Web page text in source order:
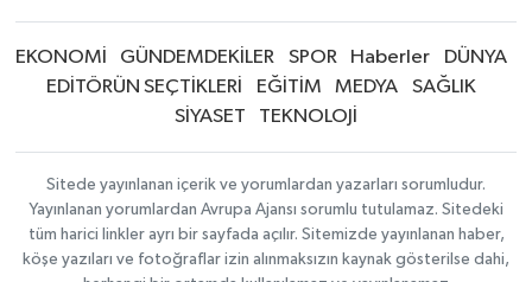
EKONOMİ GÜNDEMDEKİLER SPOR Haberler
DÜNYA
EDİTÖRÜN SEÇTİKLERİ
EĞİTİM MEDYA
SAĞLIK
SİYASET
TEKNOLOJİ
Sitede yayınlanan içerik ve yorumlardan yazarları sorumludur.
Yayınlanan yorumlardan Avrupa Ajansı sorumlu tutulamaz. Sitedeki
tüm harici linkler ayrı bir sayfada açılır. Sitemizde yayınlanan haber,
köşe yazıları ve fotoğraflar izin alınmaksızın kaynak gösterilse dahi,